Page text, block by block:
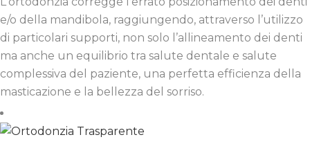
e/o della mandibola, raggiungendo, attraverso l’utilizzo
di particolari supporti, non solo l’allineamento dei denti
ma anche un equilibrio tra salute dentale e salute
complessiva del paziente, una perfetta efficienza della
masticazione e la bellezza del sorriso.